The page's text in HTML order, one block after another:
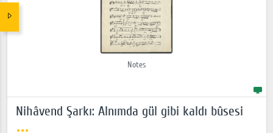
Notes
Nihâvend Şarkı: Alnımda gül gibi kaldı bûsesi